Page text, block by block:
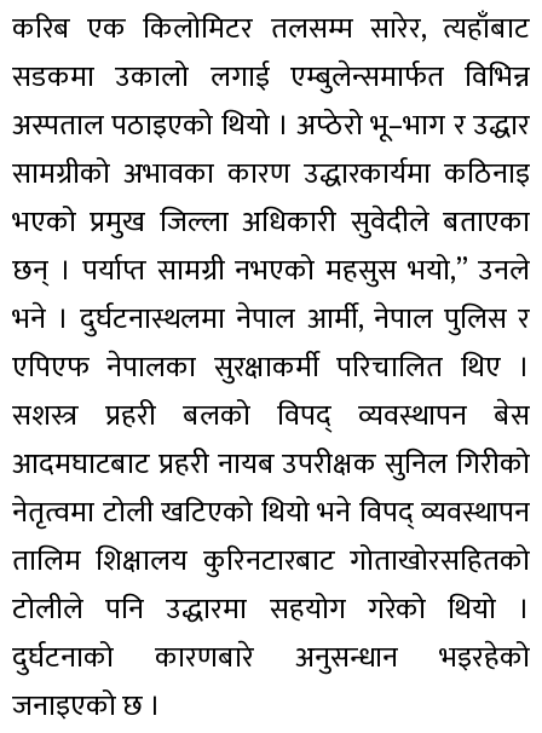
करिब एक किलोमिटर तलसम्म सारेर, त्यहाँबाट
सडकमा उकालो लगाई एम्बुलेन्समार्फत विभिन्न
अस्पताल पठाइएको थियो । अप्ठेरो भू–भाग र उद्धार
सामग्रीको अभावका कारण उद्धारकार्यमा कठिनाइ
भएको प्रमुख जिल्ला अधिकारी सुवेदीले बताएका
छन् । पर्याप्त सामग्री नभएको महसुस भयो,” उनले
भने । दुर्घटनास्थलमा नेपाल आर्मी, नेपाल पुलिस र
एपिएफ नेपालका सुरक्षाकर्मी परिचालित थिए ।
सशस्त्र प्रहरी बलको विपद् व्यवस्थापन बेस
आदमघाटबाट प्रहरी नायब उपरीक्षक सुनिल गिरीको
नेतृत्वमा टोली खटिएको थियो भने विपद् व्यवस्थापन
तालिम शिक्षालय कुरिनटारबाट गोताखोरसहितको
टोलीले पनि उद्धारमा सहयोग गरेको थियो ।
दुर्घटनाको कारणबारे अनुसन्धान भइरहेको
जनाइएको छ ।